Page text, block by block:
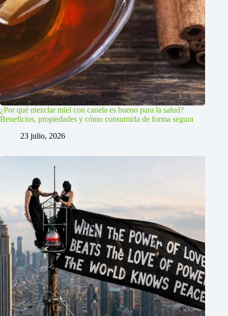
¿Por qué mezclar miel con canela es bueno para la salud?
Beneficios, propiedades y cómo consumirla de forma segura
23 julio, 2026